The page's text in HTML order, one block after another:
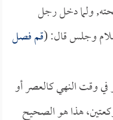
ولما دخل رجل
وجلس قال: (قم فصل
وقت النهي كالعصر أو
هذا هو الصحيح